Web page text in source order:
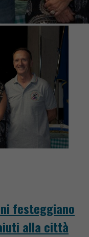
festeggiano
alla città